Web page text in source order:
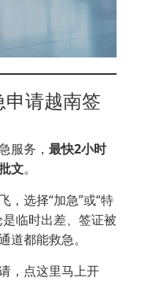
请越南签
服务， 最快2小时
文。
，选择“加急”或“特
临时出差、签证被
道都能救急。
，点这里马上开